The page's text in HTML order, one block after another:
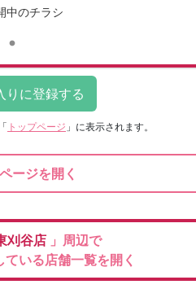
中のチラシ
「 トップページ 」に表示されます。
ージを開く
刈谷店 」周辺で
いる店舗一覧を開く